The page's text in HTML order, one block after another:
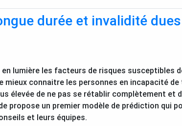
durée et invalidité
lumière les facteurs de risques susceptibles
mieux connaitre les personnes en incapacité
élevée de ne pas se rétablir complètement et
propose un premier modèle de prédiction qui
et leurs équipes.